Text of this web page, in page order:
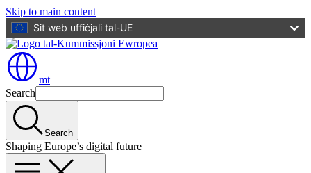
Skip to main content
Sit web uffiċjali tal-UE
mt
Search
Search
Shaping Europe’s digital future